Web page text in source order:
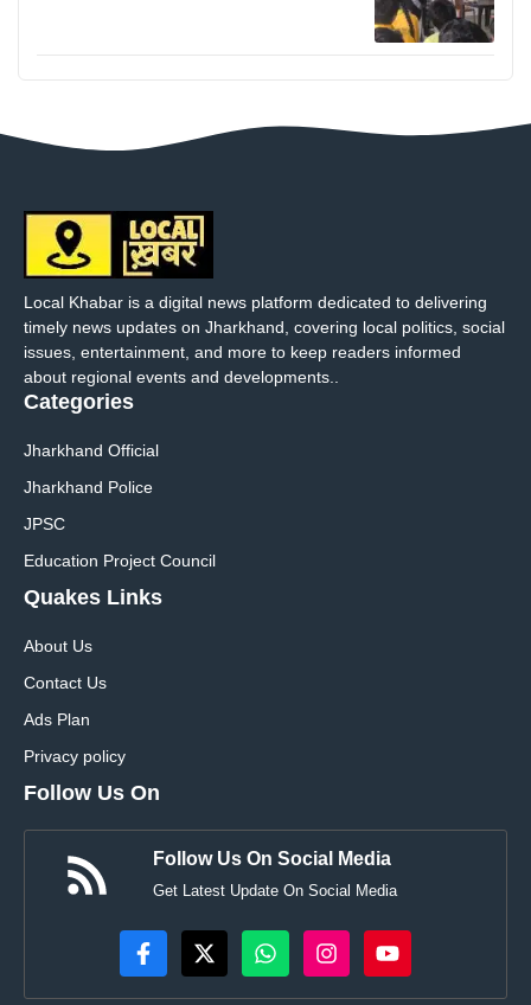
Local Khabar is a digital news platform dedicated to delivering
timely news updates on Jharkhand, covering local politics, social
issues, entertainment, and more to keep readers informed
about regional events and developments..
Categories
Jharkhand Official
Jharkhand Police
JPSC
Education Project Council
Quakes Links
About Us
Contact Us
Ads Plan
Privacy policy
Follow Us On
Follow Us On Social Media
Get Latest Update On Social Media